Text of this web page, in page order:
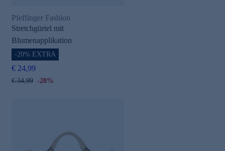
Pfeffinger Fashion
Stretchgürtel mit
Blumenapplikation
-20% EXTRA
€ 24,99
€ 34,99 -28%